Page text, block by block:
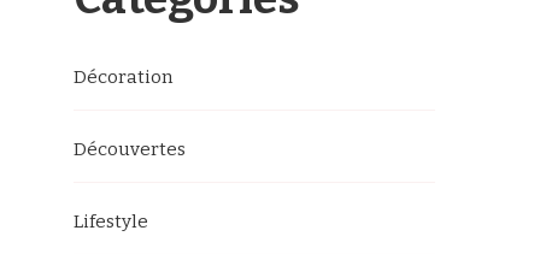
?
Décoration
Découvertes
Lifestyle